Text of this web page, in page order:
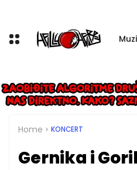
Home KONCERT
Gernika i